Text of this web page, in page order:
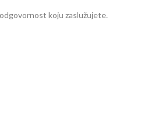
odgovornost koju zaslužujete.